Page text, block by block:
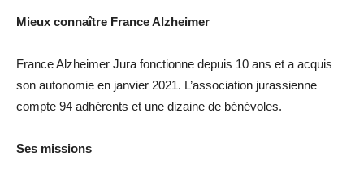
Mieux connaître France Alzheimer
France Alzheimer Jura fonctionne depuis 10 ans et a acquis
son autonomie en janvier 2021. L’association jurassienne
compte 94 adhérents et une dizaine de bénévoles.
Ses missions